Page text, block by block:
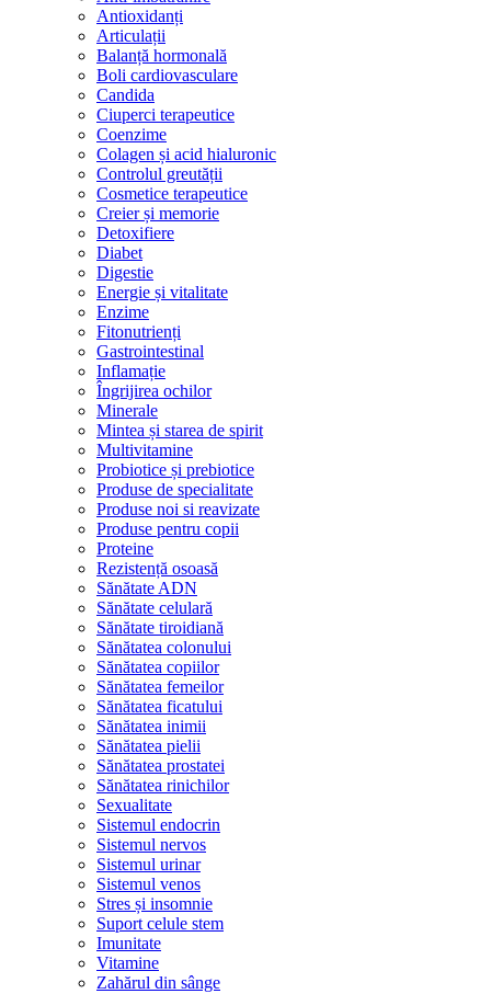
Antioxidanți
Articulații
Balanță hormonală
Boli cardiovasculare
Candida
Ciuperci terapeutice
Coenzime
Colagen și acid hialuronic
Controlul greutății
Cosmetice terapeutice
Creier și memorie
Detoxifiere
Diabet
Digestie
Energie și vitalitate
Enzime
Fitonutrienți
Gastrointestinal
Inflamație
Îngrijirea ochilor
Minerale
Mintea și starea de spirit
Multivitamine
Probiotice și prebiotice
Produse de specialitate
Produse noi si reavizate
Produse pentru copii
Proteine
Rezistență osoasă
Sănătate ADN
Sănătate celulară
Sănătate tiroidiană
Sănătatea colonului
Sănătatea copiilor
Sănătatea femeilor
Sănătatea ficatului
Sănătatea inimii
Sănătatea pielii
Sănătatea prostatei
Sănătatea rinichilor
Sexualitate
Sistemul endocrin
Sistemul nervos
Sistemul urinar
Sistemul venos
Stres și insomnie
Suport celule stem
Imunitate
Vitamine
Zahărul din sânge